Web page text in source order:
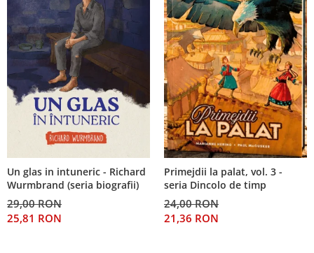
Un glas in intuneric - Richard
Wurmbrand (seria biografii)
29,00 RON
25,81 RON
Primejdii la palat, vol. 3 -
seria Dincolo de timp
24,00 RON
21,36 RON